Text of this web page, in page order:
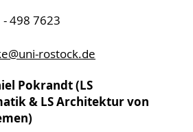
498 7623
@uni-rostock.de
Pokrandt (LS
& LS Architektur von